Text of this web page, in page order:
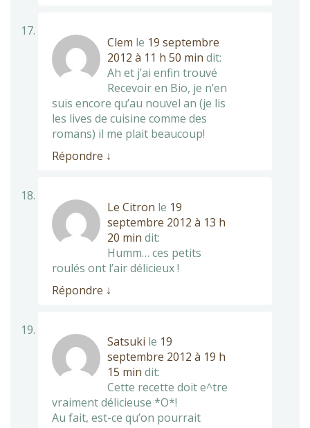
Clem le 19 septembre
2012 à 11 h 50 min dit:
Ah et j’ai enfin trouvé
Recevoir en Bio, je n’en
suis encore qu’au nouvel an (je lis
les lives de cuisine comme des
romans) il me plait beaucoup!
Répondre ↓
Le Citron le 19
septembre 2012 à 13 h
20 min dit:
Humm… ces petits
roulés ont l’air délicieux !
Répondre ↓
Satsuki le 19
septembre 2012 à 19 h
15 min dit:
Cette recette doit e^tre
vraiment délicieuse *O*!
Au fait, est-ce qu’on pourrait